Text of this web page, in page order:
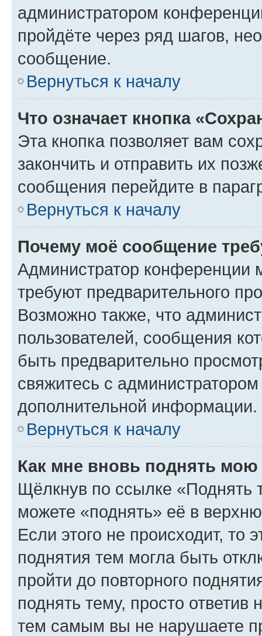
администратором
пройдёте через ряд шагов,
сообщение.
Вернуться к началу
Что означает кнопка
Эта кнопка позволяет вам
закончить и отправить их
сообщения перейдите в
Вернуться к началу
Почему моё сообщение
Администратор конференции
требуют предварительного
Возможно также, что
пользователей, сообщения
быть предварительно
свяжитесь с
дополнительной информации.
Вернуться к началу
Как мне вновь поднять мою
Щёлкнув по ссылке «Поднять
можете «поднять» её в
Если этого не происходит, то
поднятия тем могла быть
пройти до повторного
поднять тему, просто ответив
тем самым вы не нарушаете